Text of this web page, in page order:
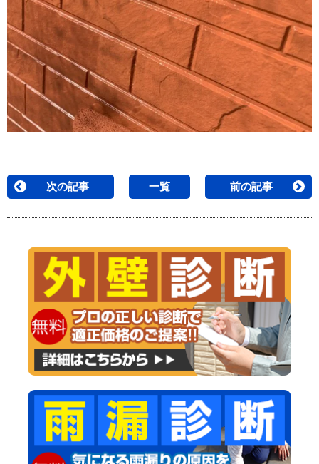
次の記事 一覧 前の記事